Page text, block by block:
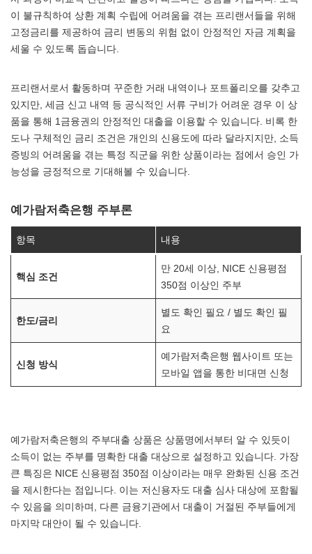
이 불규칙하여 상환 계획 수립에 어려움을 겪는 프리랜서들을 위해
고정금리를 제공하여 금리 변동의 위험 없이 안정적인 자금 계획을
세울 수 있도록 돕습니다.
프리랜서로서 활동하며 꾸준한 거래 내역이나 포트폴리오를 갖추고
있지만, 세금 신고 내역 등 공식적인 서류 구비가 어려운 경우 이 상
품을 통해 1금융권의 안정적인 대출을 이용할 수 있습니다. 비록 한
도나 구체적인 금리 조건은 개인의 신용도에 따라 달라지지만, 소득
증빙의 어려움을 겪는 특정 직군을 위한 상품이라는 점에서 승인 가
능성을 긍정적으로 기대해볼 수 있습니다.
예가람저축은행 주부론
항목 내용
핵심 조건
만 20세 이상, NICE 신용평점
350점 이상인 주부
한도/금리
별도 확인 필요 / 별도 확인 필
요
신청 방식
예가람저축은행 웹사이트 또는
모바일 앱을 통한 비대면 신청
예가람저축은행의 주부대출 상품은 상품명에서부터 알 수 있듯이
소득이 없는 주부를 명확한 대출 대상으로 설정하고 있습니다. 가장
큰 특징은 NICE 신용평점 350점 이상이라는 매우 완화된 신용 조건
을 제시한다는 점입니다. 이는 저신용자도 대출 심사 대상에 포함될
수 있음을 의미하며, 다른 금융기관에서 대출이 거절된 주부들에게
마지막 대안이 될 수 있습니다.